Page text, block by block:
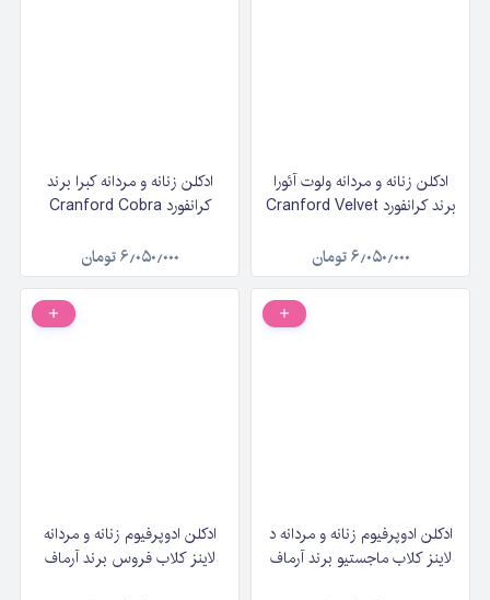
ادکلن زنانه و مردانه ولوت آئورا
برند کرانفورد Cranford Velvet
۶٫۰۵۰٫۰۰۰تومان
ادکلن زنانه و مردانه کبرا برند
کرانفورد Cranford Cobra
۶٫۰۵۰٫۰۰۰تومان
ادکلن ادوپرفیوم زنانه و مردانه د
لاینز کلاب ماجستیو برند آرماف
ادکلن ادوپرفیوم زنانه و مردانه
لاینز کلاب فروس برند آرماف